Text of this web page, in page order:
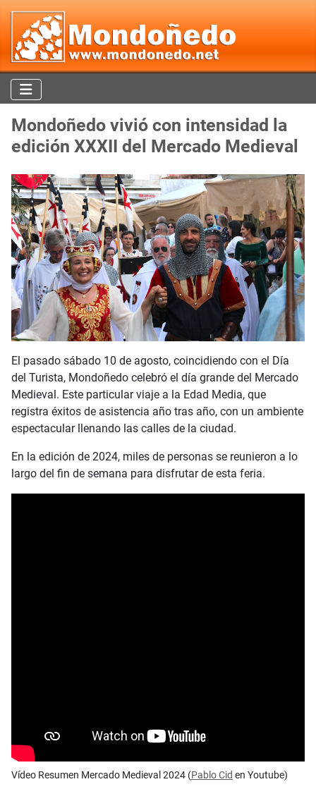
Mondoñedo vivió con intensidad la
edición XXXII del Mercado Medieval
El pasado sábado 10 de agosto, coincidiendo con el Día
del Turista, Mondoñedo celebró el día grande del Mercado
Medieval. Este particular viaje a la Edad Media, que
registra éxitos de asistencia año tras año, con un ambiente
espectacular llenando las calles de la ciudad.
En la edición de 2024, miles de personas se reunieron a lo
largo del fin de semana para disfrutar de esta feria.
Vídeo Resumen Mercado Medieval 2024 (Pablo Cid en Youtube)